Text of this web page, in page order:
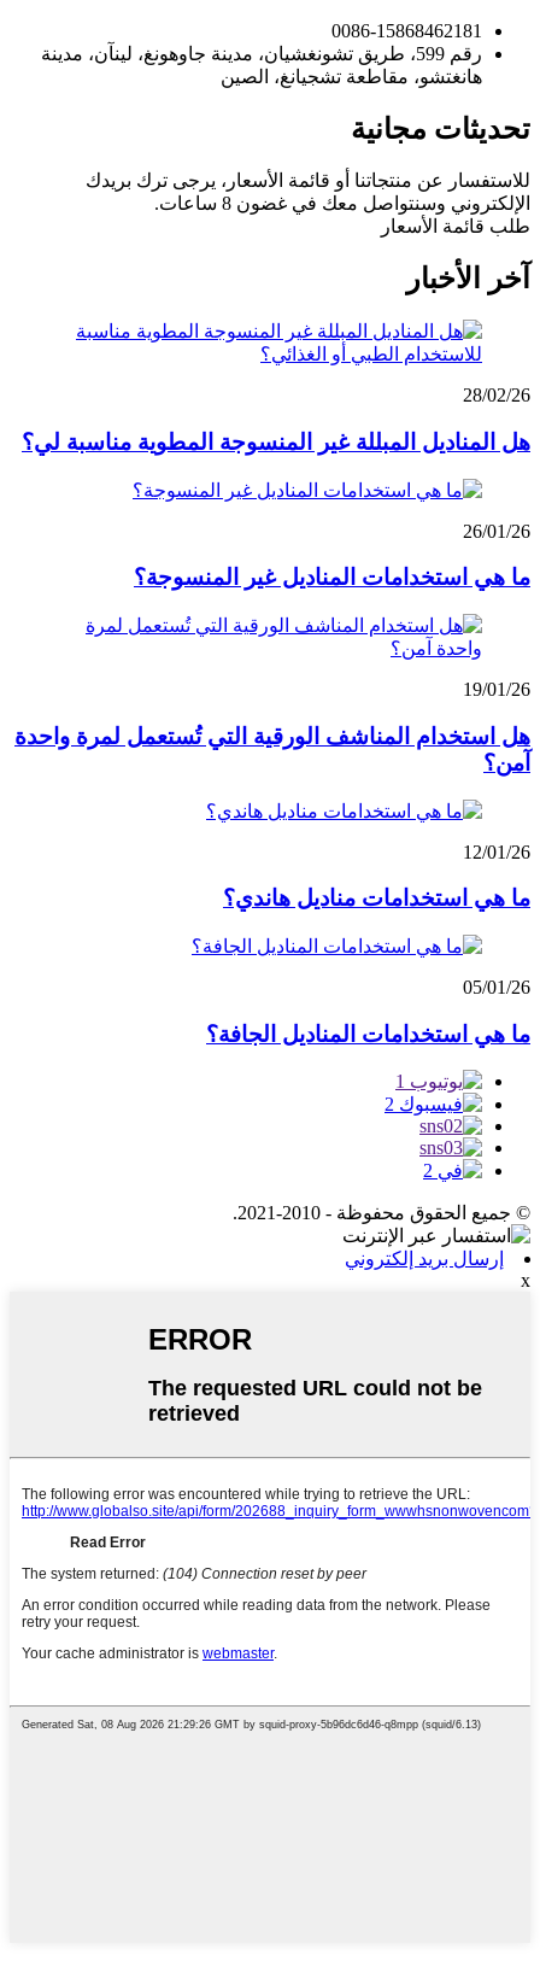
0086-15868462181
رقم 599، طريق تشونغشيان، مدينة جاوهونغ، لينآن، مدينة
هانغتشو، مقاطعة تشجيانغ، الصين
تحديثات مجانية
للاستفسار عن منتجاتنا أو قائمة الأسعار، يرجى ترك بريدك
الإلكتروني وسنتواصل معك في غضون 8 ساعات.
طلب قائمة الأسعار
آخر الأخبار
28/02/26
هل المناديل المبللة غير المنسوجة المطوية مناسبة لي؟
26/01/26
ما هي استخدامات المناديل غير المنسوجة؟
19/01/26
هل استخدام المناشف الورقية التي تُستعمل لمرة واحدة
آمن؟
12/01/26
ما هي استخدامات مناديل هاندي؟
05/01/26
ما هي استخدامات المناديل الجافة؟
© جميع الحقوق محفوظة - 2010-2021.
إرسال بريد إلكتروني
x